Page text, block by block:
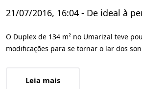
21/07/2016, 16:04 - De ideal à
O Duplex de 134 m² no Umarizal teve
modificações para se tornar o lar dos
Leia mais